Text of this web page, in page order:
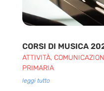
CORSI DI MUSICA
ATTIVITÀ,
PRIMARIA
leggi tutto